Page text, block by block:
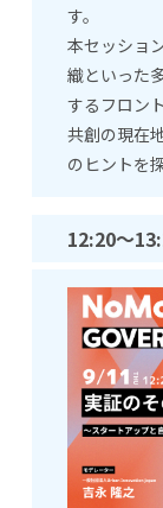
す。
本セッショ
織といった
するフロン
共創の現在
のヒントを
12:20～